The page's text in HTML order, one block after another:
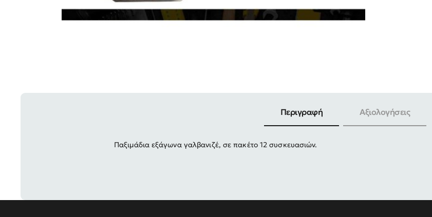
Περιγραφή Αξιολογήσεις
Παξιμάδια εξάγωνα γαλβανιζέ, σε πακέτο 12 συσκευασιών.